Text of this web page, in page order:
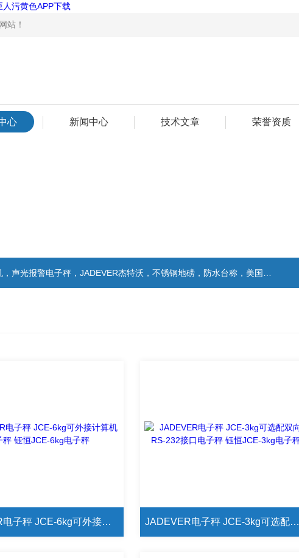
污黄色APP下载
！
心 新闻中心 技术文章 荣誉资质
警电子秤，JADEVER杰特沃，不锈钢地磅，防水台称，美国双杰天平，报警电子称
JADEVER电子秤 JCE-6kg可外接计算机电子秤 钰恒JCE-6kg电子秤 JADEVER电子秤 JCE-3kg可选配双向RS-232接口电子秤 钰恒JCE-3kg电子秤